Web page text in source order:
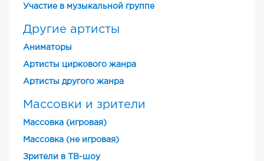
Участие в музыкальной группе
Другие артисты
Аниматоры
Артисты циркового жанра
Артисты другого жанра
Массовки и зрители
Массовка (игровая)
Массовка (не игровая)
Зрители в ТВ-шоу